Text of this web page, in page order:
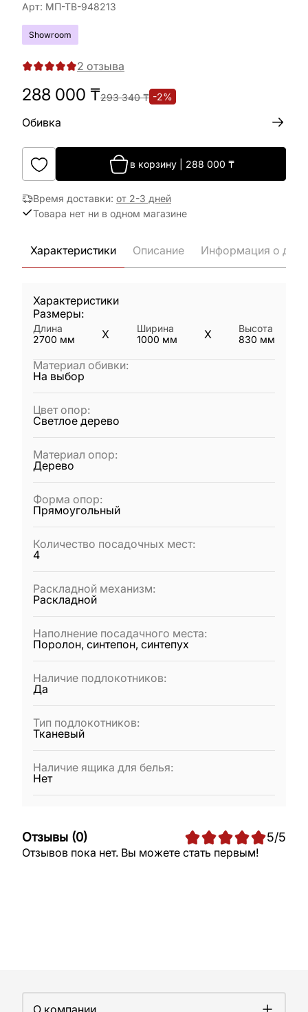
Арт: МП-ТВ-948213
Showroom
2 отзыва
288 000 ₸293 340₸ -2%
Обивка
в корзину| 288 000 ₸
Время доставки: от 2-3 дней
Товара нет ни в одном магазине
Характеристики Описание Информация о
Характеристики
Размеры:
Длина
2700 мм X
Ширина
1000 мм X
Высота
830 мм
Материал обивки:
На выбор
Цвет опор:
Светлое дерево
Материал опор:
Дерево
Форма опор:
Прямоугольный
Количество посадочных мест:
4
Раскладной механизм:
Раскладной
Наполнение посадачного места:
Поролон, синтепон, синтепух
Наличие подлокотников:
Да
Тип подлокотников:
Тканевый
Наличие ящика для белья:
Нет
Отзывы (0) 5/5
Отзывов пока нет. Вы можете стать первым!